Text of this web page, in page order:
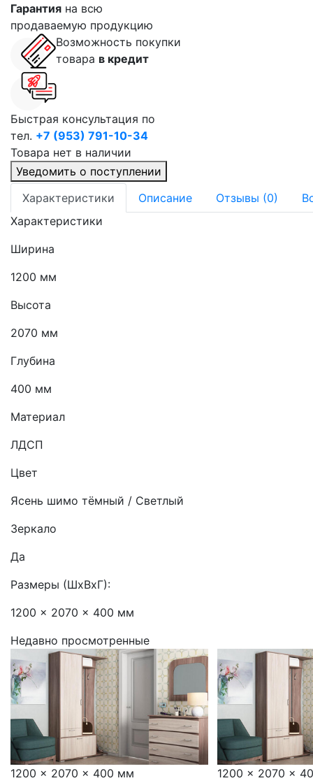
Гарантия на всю
продаваемую продукцию
Возможность покупки
товара в кредит
Быстрая консультация по
тел. +7 (953) 791-10-34
Товара нет в наличии
Уведомить о поступлении
Характеристики
Описание Отзывы (0)
Характеристики
Ширина
1200 мм
Высота
2070 мм
Глубина
400 мм
Материал
ЛДСП
Цвет
Ясень шимо тёмный / Светлый
Зеркало
Да
Размеры (ШхВхГ):
1200 x 2070 x 400 мм
Недавно просмотренные
1200 x 2070 x 400 мм 1200 x 2070 x